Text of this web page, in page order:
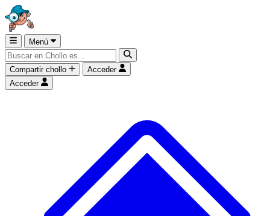
Menú
Compartir chollo
Acceder
Acceder